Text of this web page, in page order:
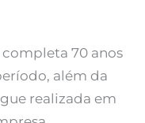
completa 70 anos
além da
realizada em